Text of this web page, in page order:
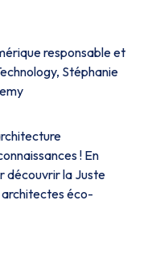
responsable et
Stéphanie
! En
découvrir la Juste
éco-